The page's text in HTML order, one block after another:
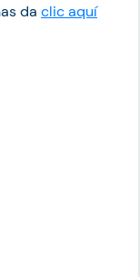
da clic aquí